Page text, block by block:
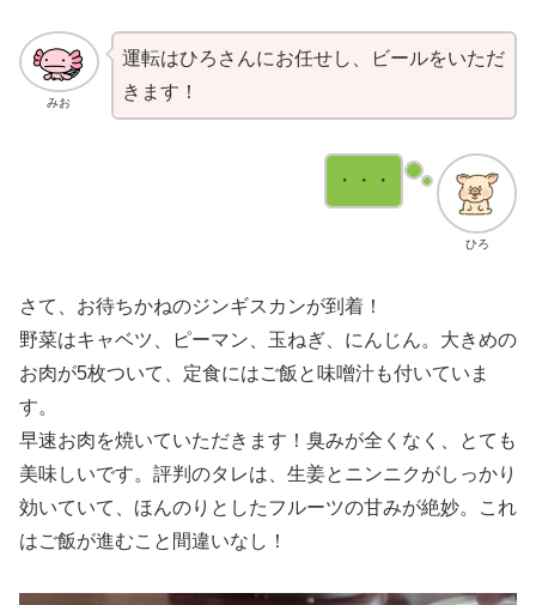
みお
運転はひろさんにお任せし、ビールをいただ
きます！
ひろ
・・・
さて、お待ちかねのジンギスカンが到着！
野菜はキャベツ、ピーマン、玉ねぎ、にんじん。大きめの
お肉が5枚ついて、定食にはご飯と味噌汁も付いていま
す。
早速お肉を焼いていただきます！臭みが全くなく、とても
美味しいです。評判のタレは、生姜とニンニクがしっかり
効いていて、ほんのりとしたフルーツの甘みが絶妙。これ
はご飯が進むこと間違いなし！